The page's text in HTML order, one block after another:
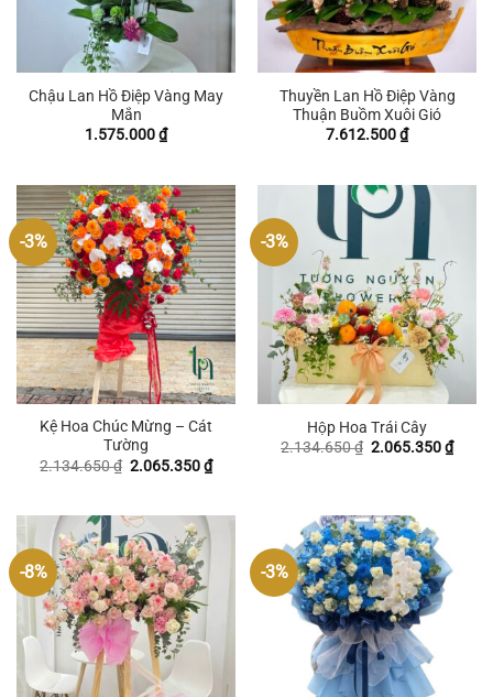
Chậu Lan Hồ Điệp Vàng May
Mắn
1.575.000₫
Thuyền Lan Hồ Điệp Vàng
Thuận Buồm Xuôi Gió
7.612.500₫
-3%
Kệ Hoa Chúc Mừng – Cát
Tường
2.134.650₫ Giá
2.065.350₫Giá
hiện
2.065.350 ₫.
-3%
Hộp Hoa Trái Cây
2.134.650₫ Giá
2.065.350₫Giá
hiện
-8% -3%